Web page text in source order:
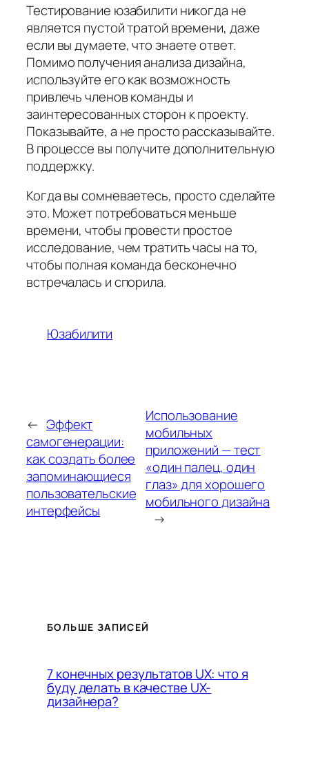
Тестирование юзабилити никогда не
является пустой тратой времени, даже
если вы думаете, что знаете ответ.
Помимо получения анализа дизайна,
используйте его как возможность
привлечь членов команды и
заинтересованных сторон к проекту.
Показывайте, а не просто рассказывайте.
В процессе вы получите дополнительную
поддержку.
Когда вы сомневаетесь, просто сделайте
это. Может потребоваться меньше
времени, чтобы провести простое
исследование, чем тратить часы на то,
чтобы полная команда бесконечно
встречалась и спорила.
Юзабилити
← Эффект
самогенерации:
как создать более
запоминающиеся
пользовательские
интерфейсы
Использование
мобильных
приложений — тест
«один палец, один
глаз» для хорошего
мобильного дизайна
→
БОЛЬШЕ ЗАПИСЕЙ
7 конечных результатов UX: что я
буду делать в качестве UX-
дизайнера?